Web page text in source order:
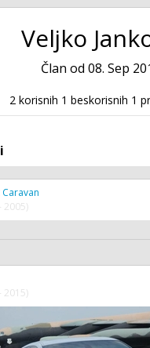
Veljko
Član od 08. Sep
2 korisnih 1 beskorisnih 1
2005)
2015)